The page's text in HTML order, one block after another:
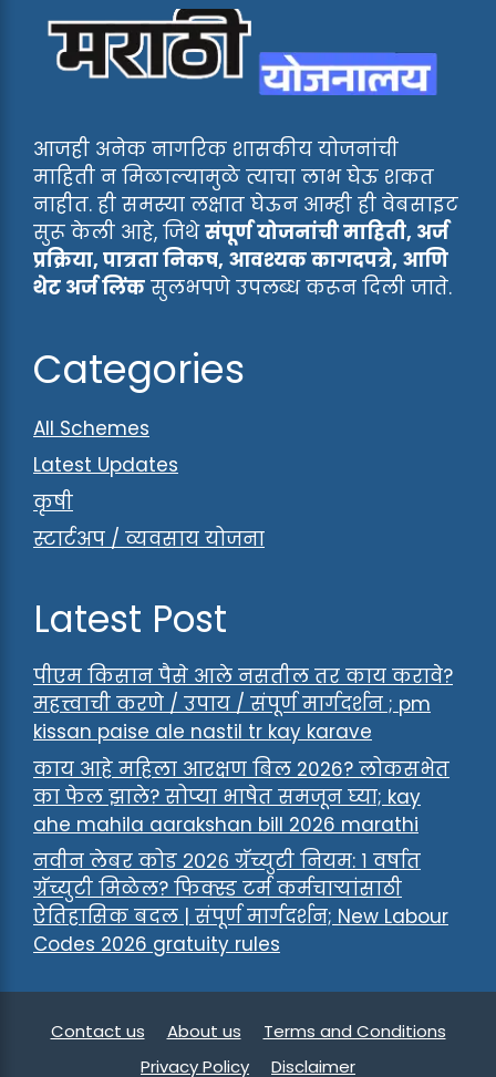
आजही अनेक नागरिक शासकीय योजनांची
माहिती न मिळाल्यामुळे त्याचा लाभ घेऊ शकत
नाहीत. ही समस्या लक्षात घेऊन आम्ही ही वेबसाइट
सुरू केली आहे, जिथेसंपूर्ण योजनांची माहिती, अर्ज
प्रक्रिया, पात्रता निकष, आवश्यक कागदपत्रे, आणि
थेट अर्ज लिंक सुलभपणे उपलब्ध करून दिली जाते.
Categories
All Schemes
Latest Updates
कृषी
स्टार्टअप / व्यवसाय योजना
Latest Post
पीएम किसान पैसे आले नसतील तर काय करावे?
महत्त्वाची करणे / उपाय / संपूर्ण मार्गदर्शन ; pm
kissan paise ale nastil tr kay karave
काय आहे महिला आरक्षण बिल 2026? लोकसभेत
का फेल झाले? सोप्या भाषेत समजून घ्या; kay
ahe mahila aarakshan bill 2026 marathi
नवीन लेबर कोड २०२६ ग्रॅच्युटी नियम: १ वर्षात
ग्रॅच्युटी मिळेल? फिक्स्ड टर्म कर्मचाऱ्यांसाठी
ऐतिहासिक बदल | संपूर्ण मार्गदर्शन; New Labour
Codes 2026 gratuity rules
Contact us About us
Terms and Conditions
Privacy Policy
Disclaimer